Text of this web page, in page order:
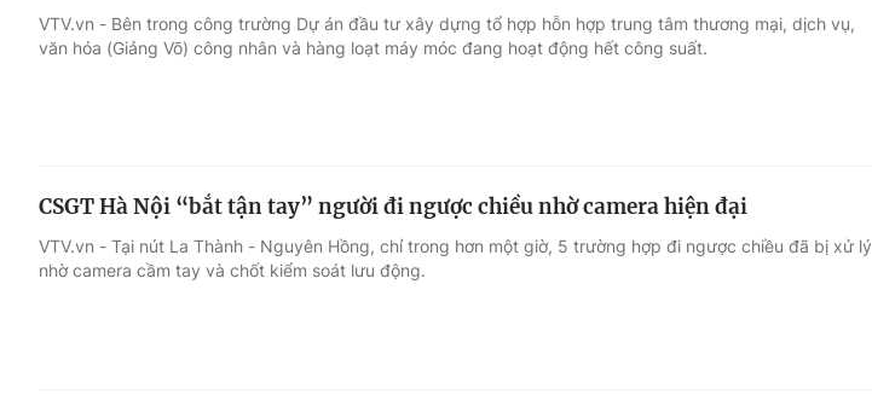
Âm nhạc
Sao
Làm đẹp
Chất lượng cuộc sống
Học trực tuyến
VTV.vn - Bên trong công trường Dự án đầu tư xây dựng tổ hợp hỗn hợp trung tâm thương mại, dịch vụ,
văn hóa (Giảng Võ) công nhân và hàng loạt máy móc đang hoạt động hết công suất.
CSGT Hà Nội “bắt tận tay” người đi ngược chiều nhờ camera hiện đại
VTV.vn - Tại nút La Thành - Nguyên Hồng, chỉ trong hơn một giờ, 5 trường hợp đi ngược chiều đã bị xử lý
nhờ camera cầm tay và chốt kiểm soát lưu động.